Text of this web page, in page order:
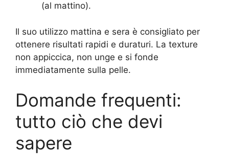
(al mattino).
Il suo utilizzo mattina e sera è consigliato per
ottenere risultati rapidi e duraturi. La texture
non appiccica, non unge e si fonde
immediatamente sulla pelle.
Domande frequenti:
tutto ciò che devi
sapere